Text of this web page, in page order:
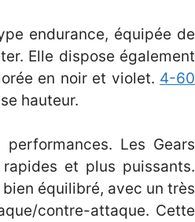
endurance, équipée de
Elle dispose également
en noir et violet. 4-60
hauteur.
Les Gears
et plus puissants.
équilibré, avec un très
contre-attaque. Cette